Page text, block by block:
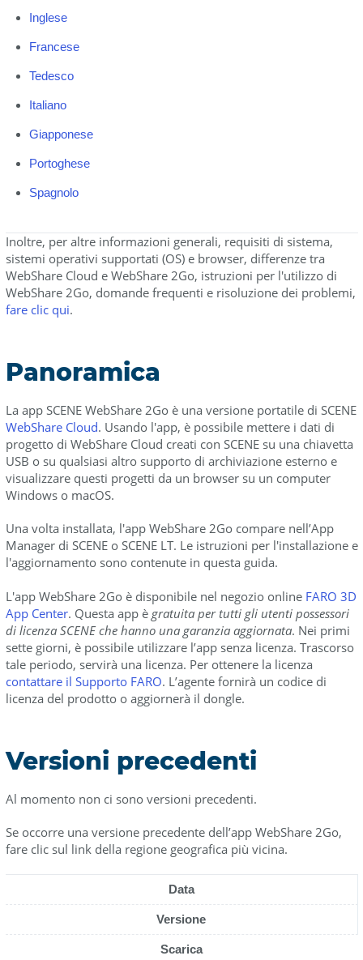
Inglese
Francese
Tedesco
Italiano
Giapponese
Portoghese
Spagnolo
Inoltre, per altre informazioni generali, requisiti di sistema,
sistemi operativi supportati (OS) e browser, differenze tra
WebShare Cloud e WebShare 2Go, istruzioni per l'utilizzo di
WebShare 2Go, domande frequenti e risoluzione dei problemi,
fare clic qui.
Panoramica
La app SCENE WebShare 2Go è una versione portatile di SCENE
WebShare Cloud. Usando l'app, è possibile mettere i dati di
progetto di WebShare Cloud creati con SCENE su una chiavetta
USB o su qualsiasi altro supporto di archiviazione esterno e
visualizzare questi progetti da un browser su un computer
Windows o macOS.
Una volta installata, l'app WebShare 2Go compare nell’App
Manager di SCENE o SCENE LT. Le istruzioni per l'installazione e
l'aggiornamento sono contenute in questa guida.
L'app WebShare 2Go è disponibile nel negozio online FARO 3D
App Center. Questa app è gratuita per tutti gli utenti possessori
di licenza SCENE che hanno una garanzia aggiornata. Nei primi
sette giorni, è possibile utilizzare l’app senza licenza. Trascorso
tale periodo, servirà una licenza. Per ottenere la licenza
contattare il Supporto FARO. L’agente fornirà un codice di
licenza del prodotto o aggiornerà il dongle.
Versioni precedenti
Al momento non ci sono versioni precedenti.
Se occorre una versione precedente dell’app WebShare 2Go,
fare clic sul link della regione geografica più vicina.
Data
Versione
Scarica